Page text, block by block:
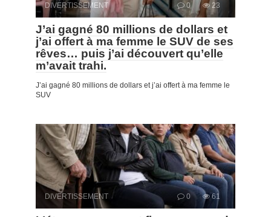
DIVERTISSEMENT 0 23
J’ai gagné 80 millions de dollars et
j’ai offert à ma femme le SUV de ses
rêves… puis j’ai découvert qu’elle
m’avait trahi.
J’ai gagné 80 millions de dollars et j’ai offert à ma femme le
SUV
DIVERTISSEMENT 0 61